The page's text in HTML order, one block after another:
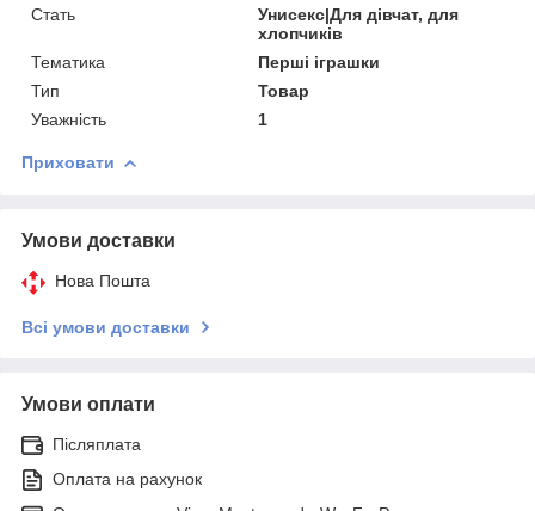
Стать
Унисекс|Для дівчат, для
хлопчиків
Тематика
Перші іграшки
Тип
Товар
Уважність
1
Приховати
Умови доставки
Нова Пошта
Всі умови доставки
Умови оплати
Післяплата
Оплата на рахунок